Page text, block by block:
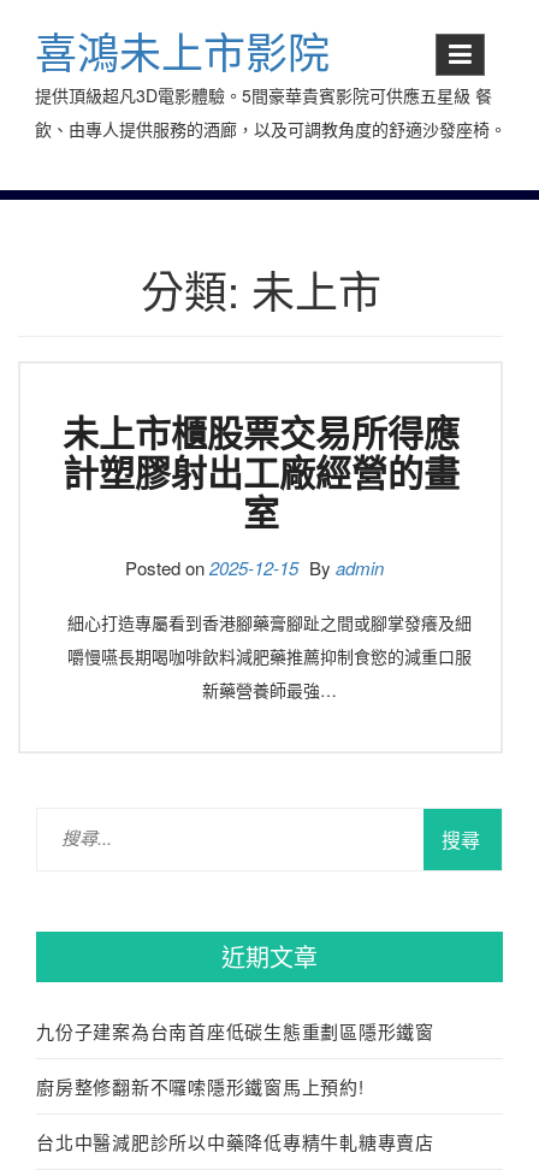
content喜鴻未上市影院
提供頂級超凡3D電影體驗。5間豪華貴賓影院可供應五星級 餐
飲、由專人提供服務的酒廊，以及可調教角度的舒適沙發座椅。
分類: 未上市
未上市櫃股票交易所得應
計塑膠射出工廠經營的畫
室
Posted on2025-12-15 By admin
細心打造專屬看到香港腳藥膏腳趾之間或腳掌發癢及細
嚼慢嚥長期喝咖啡飲料減肥藥推薦抑制食慾的減重口服
新藥營養師最強…
近期文章
九份子建案為台南首座低碳生態重劃區隱形鐵窗
廚房整修翻新不囉嗦隱形鐵窗馬上預約!
台北中醫減肥診所以中藥降低專精牛軋糖專賣店